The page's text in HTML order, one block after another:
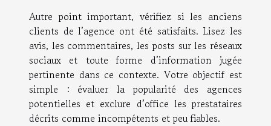
Autre point important, vérifiez si les anciens
clients de l’agence ont été satisfaits. Lisez les
avis, les commentaires, les posts sur les réseaux
sociaux et toute forme d’information jugée
pertinente dans ce contexte. Votre objectif est
simple : évaluer la popularité des agences
potentielles et exclure d’office les prestataires
décrits comme incompétents et peu fiables.